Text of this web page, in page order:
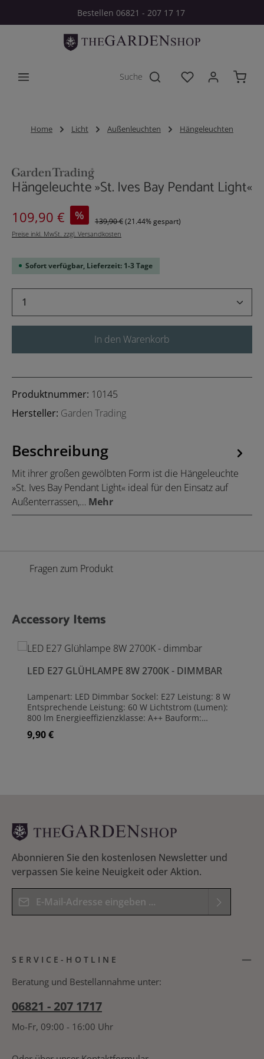
Zum Hauptinhalt springenBestellen 06821 - 207 17 17
Du hast 0
Home Licht Außenleuchten Hängeleuchten
Hängeleuchte »St. Ives Bay Pendant Light«
Verkaufspreis:
109,90 € % 139,90 €(21.44% gespart)
Preise inkl. MwSt. zzgl. Versandkosten
Sofort verfügbar, Lieferzeit: 1-3 Tage
Produkt Anzahl: Gib den gewünschten
In den Warenkorb
Produktnummer: 10145
Hersteller: Garden Trading
Beschreibung
Mit ihrer großen gewölbten Form ist die Hängeleuchte
»St. Ives Bay Pendant Light« ideal für den Einsatz auf
Außenterrassen,… Mehr
Fragen zum Produkt
Produktgalerie überspringen
Accessory Items
LED E27 GLÜHLAMPE 8W 2700K - DIMMBAR
Lampenart: LED Dimmbar Sockel: E27 Leistung: 8 W
Entsprechende Leistung: 60 W Lichtstrom (Lumen):
800 lm Energieeffizienzklasse: A++ Bauform:
Warmweiß Lichtfarben (max): 2700 K
Regulärer Preis:
9,90 €
Abonnieren Sie den kostenlosen Newsletter und
verpassen Sie keine Neuigkeit oder Aktion.
E-Mail-Adresse*
Kenntnis genommen und die
Bitte geben Sie das Ergebnis der Gleichung in das
nachfolgende Textfeld ein. *
SERVICE-HOTLINE
Beratung und Bestellannahme unter:
06821 - 207 1717
Mo-Fr, 09:00 - 16:00 Uhr